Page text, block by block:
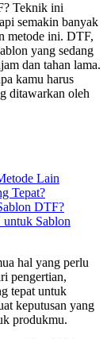
Teknik ini
semakin banyak
metode ini. DTF,
yang sedang
dan tahan lama.
kamu harus
ditawarkan oleh
Lain
Tepat?
DTF?
Sablon
hal yang perlu
pengertian,
tepat untuk
keputusan yang
produkmu.